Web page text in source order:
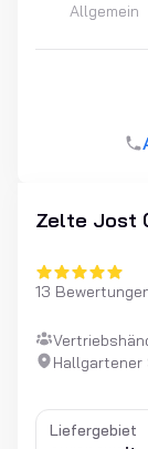
Allgemein
Zelte Jost
13
Hallgartener
Liefergebiet